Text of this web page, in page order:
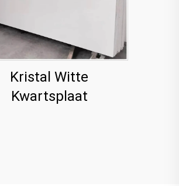
Kristal Witte
Kwartsplaat